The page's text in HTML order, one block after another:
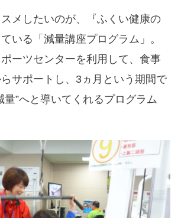
メしたいのが、『ふくい健康の
いる「減量講座プログラム」。
ーツセンターを利用して、食事
サポートし、3ヵ月という期間で
量”へと導いてくれるプログラム